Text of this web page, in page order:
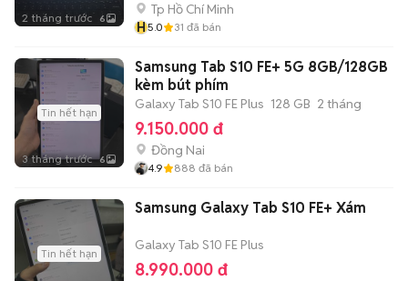
2 tháng trước 6
Tp Hồ Chí Minh
H5.0 31 đã bán
Tin hết hạn
3 tháng trước 6
Samsung Tab S10 FE+ 5G 8GB/128GB
kèm bút phím
Galaxy Tab S10 FE Plus 128 GB 2 tháng
9.150.000 đ
Đồng Nai
4.9 888 đã bán
Tin hết hạn
Samsung Galaxy Tab S10 FE+ Xám
Galaxy Tab S10 FE Plus
8.990.000 đ